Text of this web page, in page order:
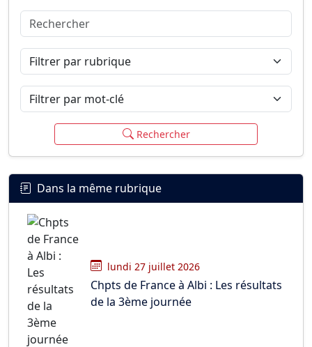
Connexion
Rechercher
Filtrer par rubrique
Filtrer par mot-clé
Rechercher
Dans la même rubrique
lundi 27 juillet 2026
Chpts de France à Albi : Les résultats
de la 3ème journée